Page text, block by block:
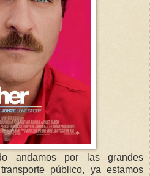
andamos por las grandes
público, ya estamos